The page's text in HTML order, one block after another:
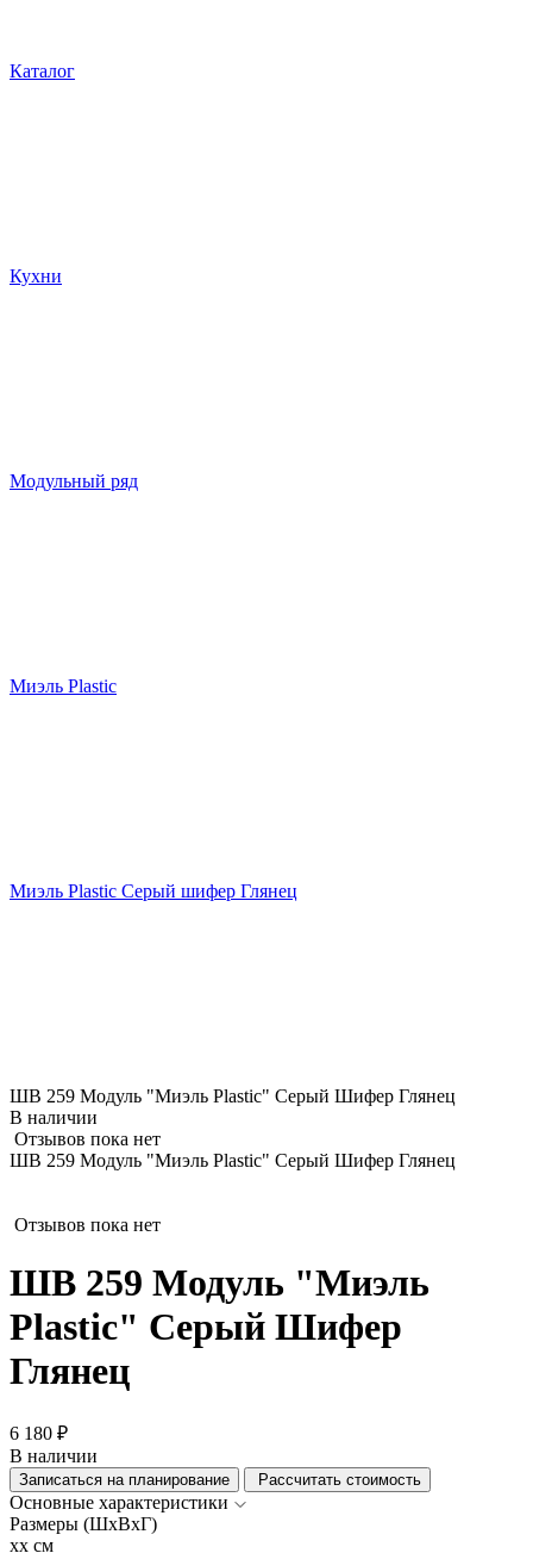
Каталог
Кухни
Модульный ряд
Миэль Plastic
Миэль Plastic Серый шифер Глянец
ШВ 259 Модуль "Миэль Plastic" Серый Шифер Глянец
В наличии
Отзывов пока нет
ШВ 259 Модуль "Миэль Plastic" Серый Шифер Глянец
Отзывов пока нет
ШВ 259 Модуль "Миэль
Plastic" Серый Шифер
Глянец
6 180 ₽
В наличии
Записаться на планирование Рассчитать стоимость
Основные характеристики
Размеры (ШхВхГ)
xx см